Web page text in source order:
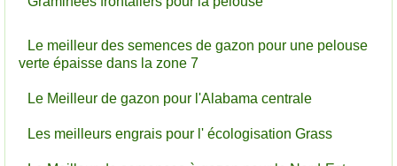
Le meilleur des semences de gazon pour une pelouse
verte épaisse dans la zone 7
Le Meilleur de gazon pour l'Alabama centrale
Les meilleurs engrais pour l' écologisation Grass